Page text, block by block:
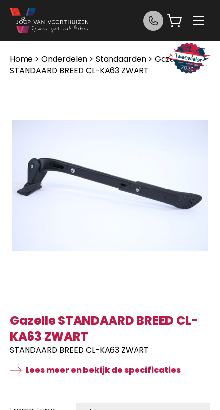
Ga naar de inhoud
Home > Onderdelen > Standaarden > Gazelle
STANDAARD BREED CL-KA63 ZWART
Gazelle STANDAARD BREED CL-
KA63 ZWART
STANDAARD BREED CL-KA63 ZWART
Lees meer en bekijk de specificaties